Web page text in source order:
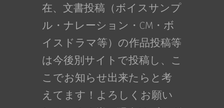
在、文書投稿（ボイスサンプ
ル・ナレーション・CM・ボ
イスドラマ等）の作品投稿等
は今後別サイトで投稿し、こ
こでお知らせ出来たらと考
えてます！よろしくお願い